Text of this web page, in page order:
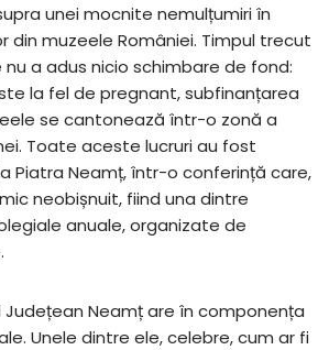
unei mocnite nemulțumiri în
din muzeele României. Timpul trecut
a adus nicio schimbare de fond:
la fel de pregnant, subfinanțarea
se cantonează într-o zonă a
Toate aceste lucruri au fost
Piatra Neamț, într-o conferință care,
neobișnuit, fiind una dintre
anuale, organizate de
Județean Neamț are în componența
Unele dintre ele, celebre, cum ar fi